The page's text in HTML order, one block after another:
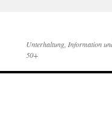
Unterhaltung, Information
50+